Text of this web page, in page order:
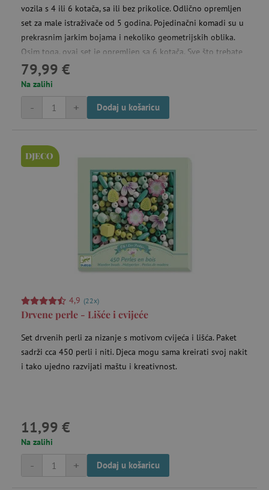
vozila s 4 ili 6 kotača, sa ili bez prikolice. Odlično opremljen
set za male istraživače od 5 godina. Pojedinačni komadi su u
prekrasnim jarkim bojama i nekoliko geometrijskih oblika.
Osim toga, ovaj set je opremljen sa 6 kotača. Sve što trebate
učiniti je pustiti mašti na volju i igra otkrivanja dalekih
svjetova može početi.
79,99 €
Na zalihi
+
- Dodaj u košaricu
DJECO
4,9 (22x)
Drvene perle - Lišće i cvijeće
Set drvenih perli za nizanje s motivom cvijeća i lišća. Paket
sadrži cca 450 perli i niti. Djeca mogu sama kreirati svoj nakit
i tako ujedno razvijati maštu i kreativnost.
11,99 €
Na zalihi
+
- Dodaj u košaricu